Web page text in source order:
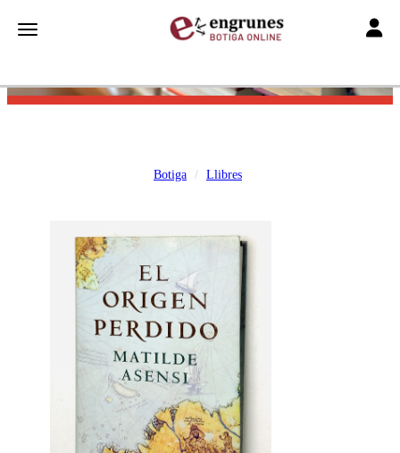
Toggle navigation
Botiga Llibres